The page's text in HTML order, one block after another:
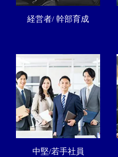
経営者/ 幹部育成
中堅/若手社員